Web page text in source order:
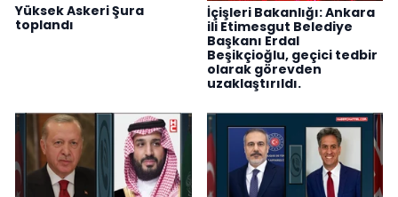
Yüksek Askeri Şura
toplandı
İçişleri Bakanlığı: Ankara
ili Etimesgut Belediye
Başkanı Erdal
Beşikçioğlu, geçici tedbir
olarak görevden
uzaklaştırıldı.